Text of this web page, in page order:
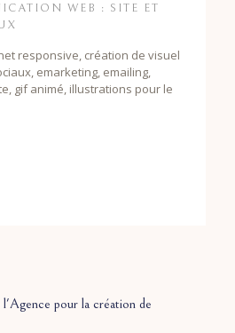
WEB : SITE ET
responsive, création de visuel
emarketing, emailing,
gif animé, illustrations pour le
pour la création de